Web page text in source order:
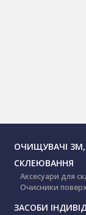
ОЧИЩУВАЧІ
СКЛЕЮВАННЯ
Аксесуари для
Очисники
ЗАСОБИ